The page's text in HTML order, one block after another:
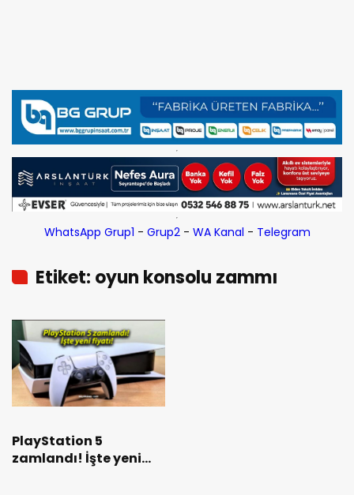
WhatsApp Grup1 - Grup2- WA Kanal - Telegram
Etiket: oyun konsolu zammı
PlayStation 5
zamlandı! İşte yeni